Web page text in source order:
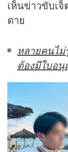
เห็นข่าวขับเ
ตาย
หลายคนไ
ต้องมีใบอ